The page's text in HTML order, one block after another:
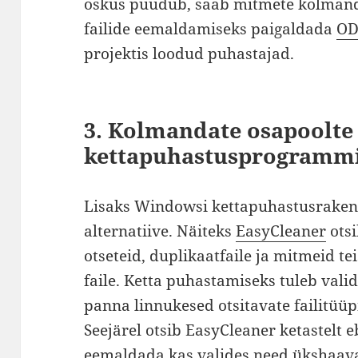
failide eemaldamiseks paigaldada
projektis loodud puhastajad.
3. Kolmandate osapoolte
Lisaks Windowsi
alternatiive. NäiteksEasyCleaner
otseteid, duplikaatfaile ja mitmeid
faile. Ketta puhastamiseks tuleb
panna linnukesed otsitavate
Seejärel otsib EasyCleaner ketastelt